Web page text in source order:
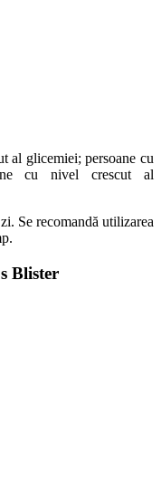
al glicemiei; persoane cu
cu nivel crescut al
Se recomandă utilizarea
Blister